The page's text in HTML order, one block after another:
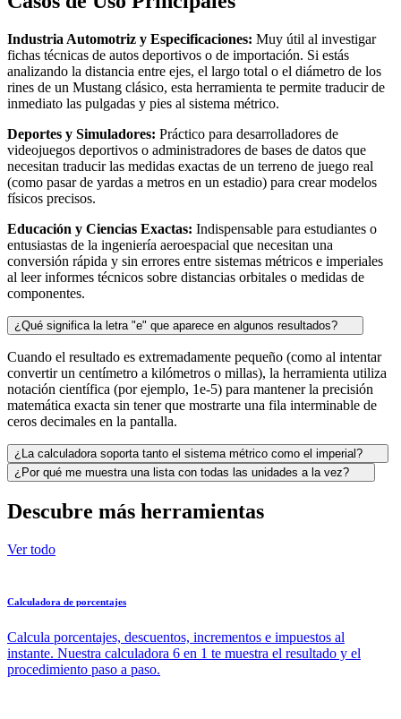
Industria Automotriz y Especificaciones: Muy útil al investigar
fichas técnicas de autos deportivos o de importación. Si estás
analizando la distancia entre ejes, el largo total o el diámetro de los
rines de un Mustang clásico, esta herramienta te permite traducir de
inmediato las pulgadas y pies al sistema métrico.
Deportes y Simuladores: Práctico para desarrolladores de
videojuegos deportivos o administradores de bases de datos que
necesitan traducir las medidas exactas de un terreno de juego real
(como pasar de yardas a metros en un estadio) para crear modelos
físicos precisos.
Educación y Ciencias Exactas: Indispensable para estudiantes o
entusiastas de la ingeniería aeroespacial que necesitan una
conversión rápida y sin errores entre sistemas métricos e imperiales
al leer informes técnicos sobre distancias orbitales o medidas de
componentes.
¿Qué significa la letra "e" que aparece en algunos resultados?
Cuando el resultado es extremadamente pequeño (como al intentar
convertir un centímetro a kilómetros o millas), la herramienta utiliza
notación científica (por ejemplo, 1e-5) para mantener la precisión
matemática exacta sin tener que mostrarte una fila interminable de
ceros decimales en la pantalla.
¿La calculadora soporta tanto el sistema métrico como el imperial?
¿Por qué me muestra una lista con todas las unidades a la vez?
Descubre más herramientas
Ver todo
Calculadora de porcentajes
Calcula porcentajes, descuentos, incrementos e impuestos al
instante. Nuestra calculadora 6 en 1 te muestra el resultado y el
procedimiento paso a paso.